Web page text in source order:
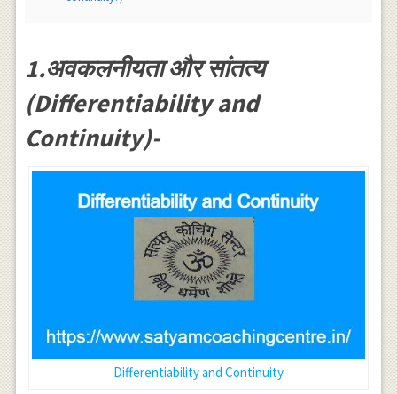
1.अवकलनीयता और सांतत्य
(Differentiability and
Continuity)-
Differentiability and Continuity